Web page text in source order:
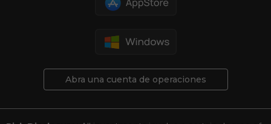
Abra una cuenta de operaciones